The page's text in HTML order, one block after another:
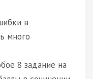
в
много
8 задание на